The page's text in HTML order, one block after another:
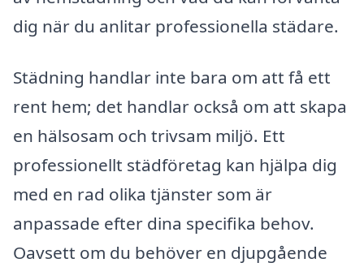
dig när du anlitar professionella städare.
Städning handlar inte bara om att få ett
rent hem; det handlar också om att skapa
en hälsosam och trivsam miljö. Ett
professionellt städföretag kan hjälpa dig
med en rad olika tjänster som är
anpassade efter dina specifika behov.
Oavsett om du behöver en djupgående